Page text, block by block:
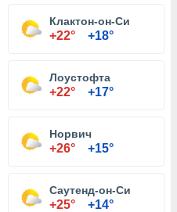
Клактон-он-Си
+22° +18°
Лоустофта
+22° +17°
Норвич
+26° +15°
Саутенд-он-Си
+25° +14°